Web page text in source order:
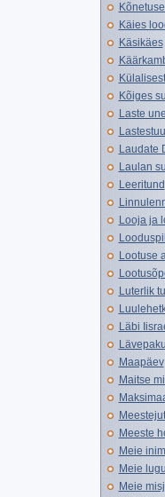
Käies
Käsikäes
Kõiges
Laste
Laudate
Laulan
Leeritund
Looja ja
Lootuse
Luterlik
Läbi
Maapäev
Maitse
Meeste
Meie
Meie lugu
Meie